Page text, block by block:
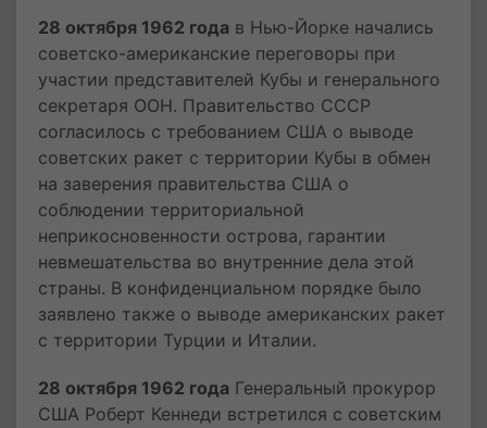
28 октября 1962 года в Нью-Йорке начались
советско-американские переговоры при
участии представителей Кубы и генерального
секретаря ООН. Правительство СССР
согласилось с требованием США о выводе
советских ракет с территории Кубы в обмен
на заверения правительства США о
соблюдении территориальной
неприкосновенности острова, гарантии
невмешательства во внутренние дела этой
страны. В конфиденциальном порядке было
заявлено также о выводе американских ракет
с территории Турции и Италии.
28 октября 1962 года Генеральный прокурор
США Роберт Кеннеди встретился с советским